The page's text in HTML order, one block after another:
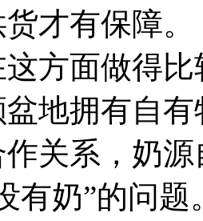
才有保障。
方面做得
盆地拥有自
关系，奶
有奶”的问题